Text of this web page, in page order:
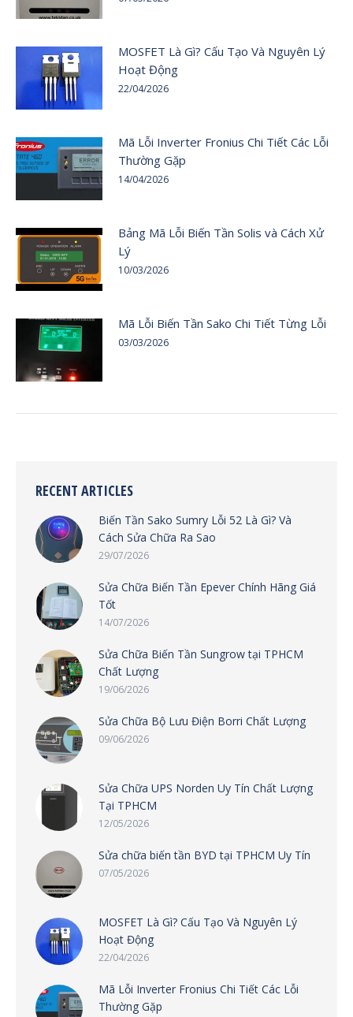
MOSFET Là Gì? Cấu Tạo Và Nguyên Lý
Hoạt Động
22/04/2026
Mã Lỗi Inverter Fronius Chi Tiết Các Lỗi
Thường Gặp
14/04/2026
Bảng Mã Lỗi Biến Tần Solis và Cách Xử
Lý
10/03/2026
Mã Lỗi Biến Tần Sako Chi Tiết Từng Lỗi
03/03/2026
RECENT ARTICLES
Biến Tần Sako Sumry Lỗi 52 Là Gì? Và
Cách Sửa Chữa Ra Sao
29/07/2026
Sửa Chữa Biến Tần Epever Chính Hãng Giá
Tốt
14/07/2026
Sửa Chữa Biến Tần Sungrow tại TPHCM
Chất Lượng
19/06/2026
Sửa Chữa Bộ Lưu Điện Borri Chất Lượng
09/06/2026
Sửa Chữa UPS Norden Uy Tín Chất Lượng
Tại TPHCM
12/05/2026
Sửa chữa biến tần BYD tại TPHCM Uy Tín
07/05/2026
MOSFET Là Gì? Cấu Tạo Và Nguyên Lý
Hoạt Động
22/04/2026
Mã Lỗi Inverter Fronius Chi Tiết Các Lỗi
Thường Gặp